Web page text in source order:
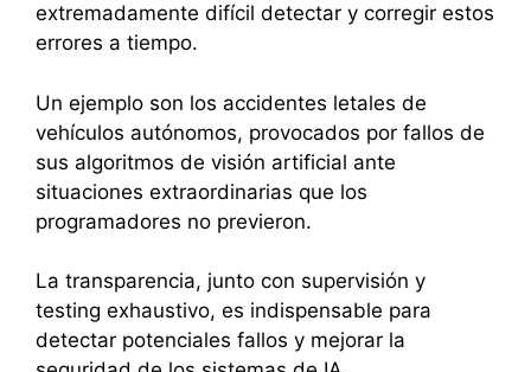
extremadamente difícil detectar y corregir estos
errores a tiempo.
Un ejemplo son los accidentes letales de
vehículos autónomos, provocados por fallos de
sus algoritmos de visión artificial ante
situaciones extraordinarias que los
programadores no previeron.
La transparencia, junto con supervisión y
testing exhaustivo, es indispensable para
detectar potenciales fallos y mejorar la